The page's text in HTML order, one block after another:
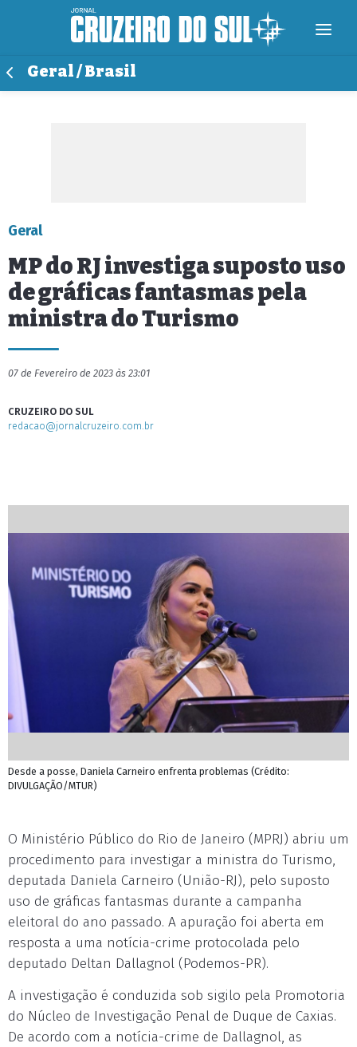
Geral / Brasil
Geral
MP do RJ investiga suposto uso
de gráficas fantasmas pela
ministra do Turismo
07 de Fevereiro de 2023 às 23:01
CRUZEIRO DO SUL
redacao@jornalcruzeiro.com.br
Desde a posse, Daniela Carneiro enfrenta problemas (Crédito:
DIVULGAÇÃO/MTUR)
O Ministério Público do Rio de Janeiro (MPRJ) abriu um
procedimento para investigar a ministra do Turismo,
deputada Daniela Carneiro (União-RJ), pelo suposto
uso de gráficas fantasmas durante a campanha
eleitoral do ano passado. A apuração foi aberta em
resposta a uma notícia-crime protocolada pelo
deputado Deltan Dallagnol (Podemos-PR).
A investigação é conduzida sob sigilo pela Promotoria
do Núcleo de Investigação Penal de Duque de Caxias.
De acordo com a notícia-crime de Dallagnol, as